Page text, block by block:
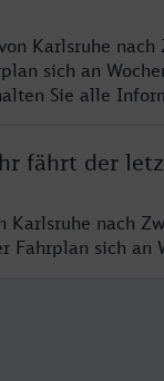
Karlsruhe
sich an
Sie alle
fährt der
Karlsruhe nach
Fahrplan sich an